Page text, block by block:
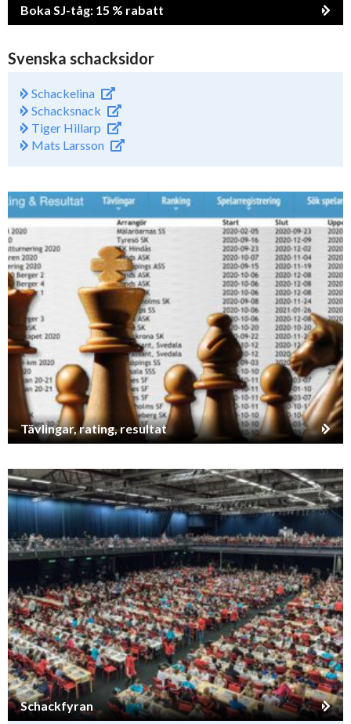
Boka SJ-tåg: 15 % rabatt
Svenska schacksidor
Schackelina
Schacksnack
Tiger Hillarp
Mats Larsson
Tävlingar, rating, resultat
Schackfyran